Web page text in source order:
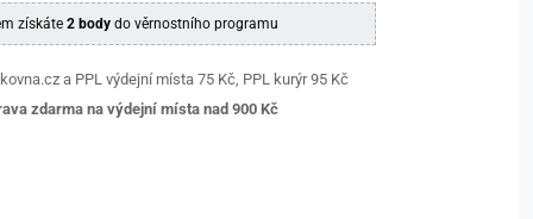
získáte 2 bodydo věrnostního programu
a PPL výdejní místa 75 Kč, PPL kurýr 95 Kč
zdarma na výdejní místa nad 900 Kč